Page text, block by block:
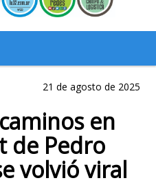
21 de agosto de 2025
en
de Pedro
volvió viral